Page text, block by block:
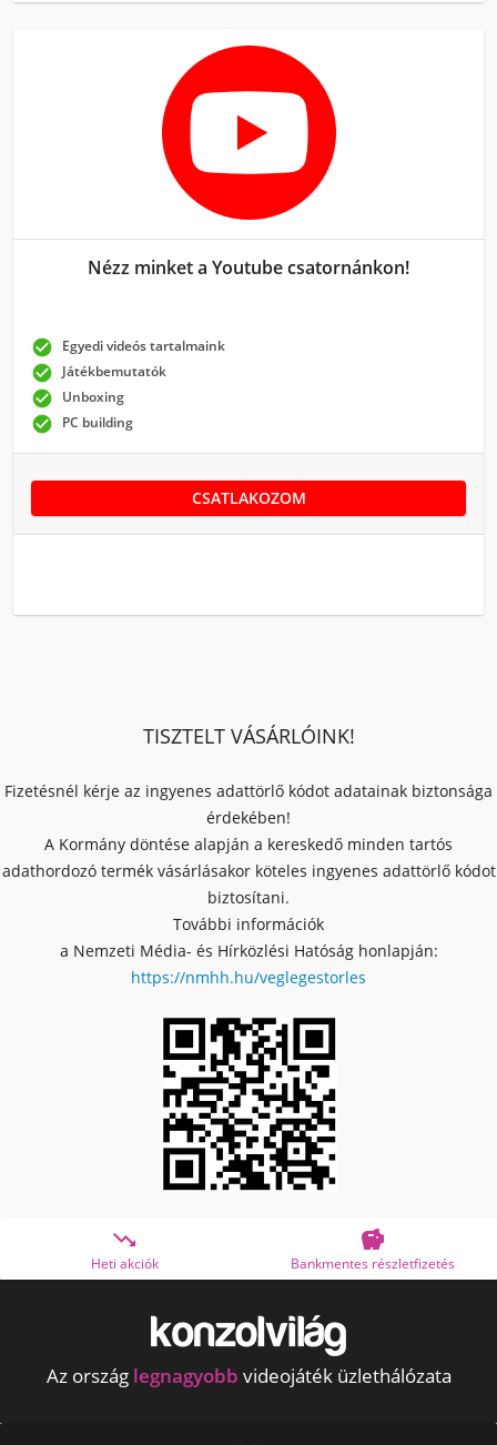
Nézz minket a Youtube csatornánkon!
 Egyedi videós tartalmaink
 Játékbemutatók
 Unboxing
 PC building
CSATLAKOZOM
TISZTELT VÁSÁRLÓINK!
Fizetésnél kérje az ingyenes adattörlő kódot adatainak biztonsága
érdekében!
A Kormány döntése alapján a kereskedő minden tartós
adathordozó termék vásárlásakor köteles ingyenes adattörlő kódot
biztosítani.
További információk
a Nemzeti Média- és Hírközlési Hatóság honlapján:
https://nmhh.hu/veglegestorles
Bankmentes részletfizetés OTP
Az ország legnagyobb videojáték üzlethálózata